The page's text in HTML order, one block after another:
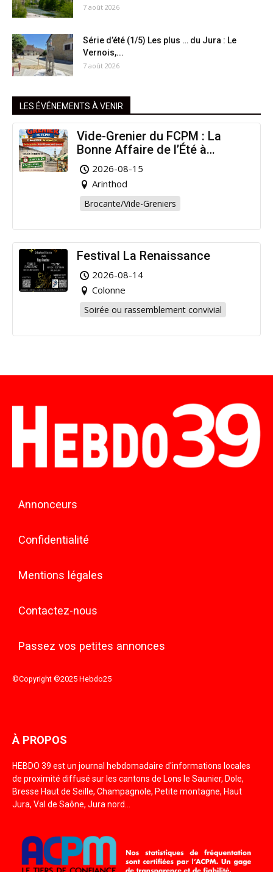
7 août 2026
Série d’été (1/5) Les plus … du Jura : Le
Vernois,...
7 août 2026
LES ÉVÉNEMENTS À VENIR
Vide-Grenier du FCPM : La
Bonne Affaire de l’Été à
Arinthod !
2026-08-15
Arinthod
Brocante/Vide-Greniers
Festival La Renaissance
2026-08-14
Colonne
Soirée ou rassemblement convivial